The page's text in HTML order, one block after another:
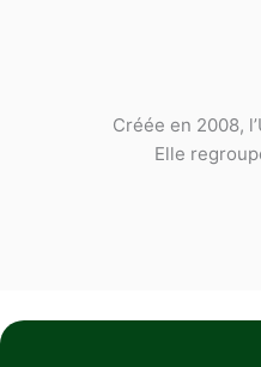
Créée en 2008,
Elle